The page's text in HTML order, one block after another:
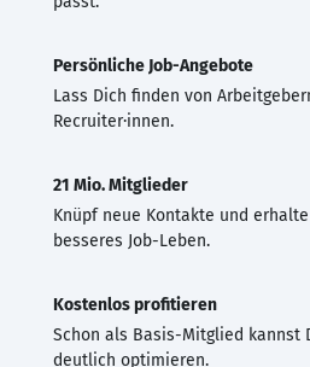
Persönliche Job-Angebote
Lass Dich finden von
Recruiter·innen.
21 Mio. Mitglieder
Knüpf neue Kontakte und
besseres Job-Leben.
Kostenlos profitieren
Schon als Basis-Mitglied kannst
deutlich optimieren.